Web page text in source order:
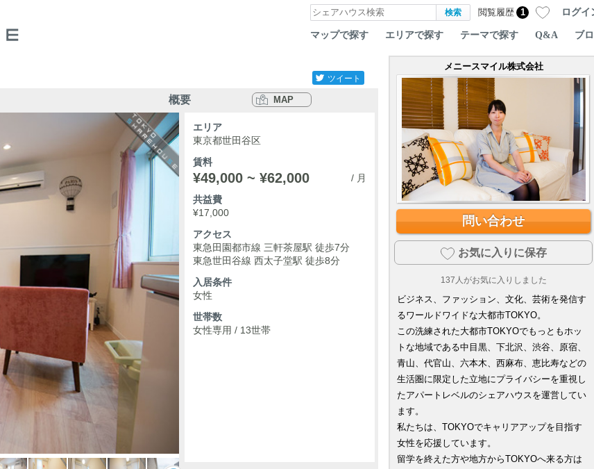
閲覧履歴 1 ログイ
マップで探す エリアで探す テーマで探す Q&A ブ
ツイート
概要 MAP
エリア
東京都世田谷区
賃料
¥49,000 ~ ¥62,000
/ 月
共益費
¥17,000
アクセス
東急田園都市線 三軒茶屋駅 徒歩7分
東急世田谷線 西太子堂駅 徒歩8分
入居条件
女性
世帯数
女性専用 / 13世帯
メニースマイル株式会社
問い合わせ
お気に入りに保存
137 人がお気に入りしました
ビジネス、ファッション、文化、芸術を発信す
るワールドワイドな大都市TOKYO。
この洗練された大都市TOKYOでもっともホッ
トな地域である中目黒、下北沢、渋谷、原宿、
青山、代官山、六本木、西麻布、恵比寿などの
生活圏に限定した立地にプライバシーを重視し
たアパートレベルのシェアハウスを運営してい
ます。
私たちは、TOKYOでキャリアアップを目指す
女性を応援しています。
留学を終えた方や地方からTOKYOへ来る方は